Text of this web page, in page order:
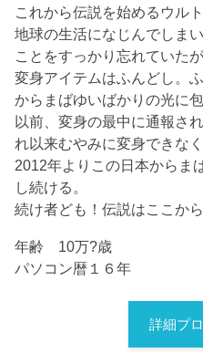
これから伝説を始めるウル
地球の生活になじんでしま
ことをすっかり忘れていた
変身アイテムはふんどし。
からまばゆいばかりの光に
以前、変身の最中に通報さ
れ以来むやみに変身できな
2012年よりこの日本からま
し続ける。
続け者ども！伝説はここか
年齢 10万?歳
パソコン暦１６年
詳細プ